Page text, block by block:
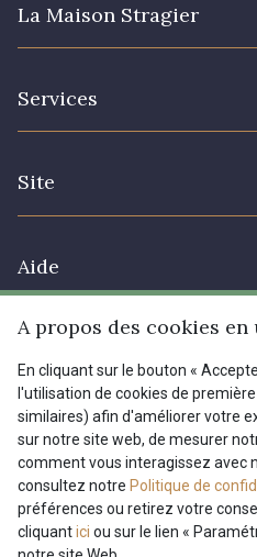
La Maison Stragier
Services
Site
Prix réduits
Magazine
Aide
Livraison : France,
Retours & réclamations
FAQ - Questions
Modes de paiements
Tous nos tissus
Magazine
FR
Dernière
A propos des cookies
En cliquant sur le bouton «
l'utilisation de cookies de
similaires) afin d'améliorer votre
sur notre site web, de mesurer
comment vous interagissez avec
consultez notre Politique de
préférences ou retirez votre
cliquantici ou sur le lien «